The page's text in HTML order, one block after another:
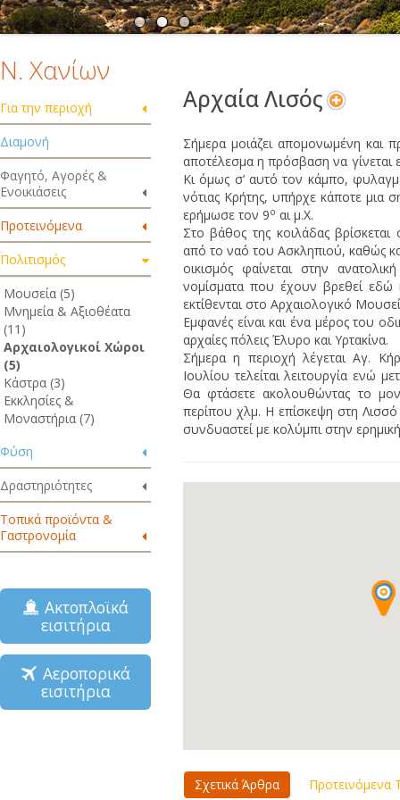
Ν. Χανίων
Για την περιοχή
Διαμονή
Φαγητό, Αγορές &
Ενοικιάσεις
Προτεινόμενα
Πολιτισμός
Μουσεία (5)
Μνημεία & Αξιοθέατα
(11)
Αρχαιολογικοί Χώροι
(5)
Κάστρα (3)
Εκκλησίες &
Μοναστήρια (7)
Φύση
Δραστηριότητες
Τοπικά προϊόντα &
Γαστρονομία
Ακτοπλοϊκά
εισιτήρια
Αεροπορικά
εισιτήρια
Αρχαία Λισός
Σήμερα μοιάζει απομονωμένη και
αποτέλεσμα η πρόσβαση να γίνεται
Κι όμως σ’ αυτό τον κάμπο,
νότιας Κρήτης, υπήρχε κάποτε μια
ερήμωσε τον 9ο αι μ.Χ.
Στο βάθος της κοιλάδας βρίσκεται
από το ναό του Ασκληπιού, καθώς
οικισμός φαίνεται στην
νομίσματα που έχουν βρεθεί εδώ
εκτίθενται στο Αρχαιολογικό
Εμφανές είναι και ένα μέρος του
αρχαίες πόλεις Έλυρο και Υρτακίνα.
Σήμερα η περιοχή λέγεται Αγ.
Ιουλίου τελείται λειτουργία ενώ
Θα φτάσετε ακολουθώντας το
περίπου χλμ. Η επίσκεψη στη
συνδυαστεί με κολύμπι στην
Σχετικά Άρθρα Προτεινόμενα